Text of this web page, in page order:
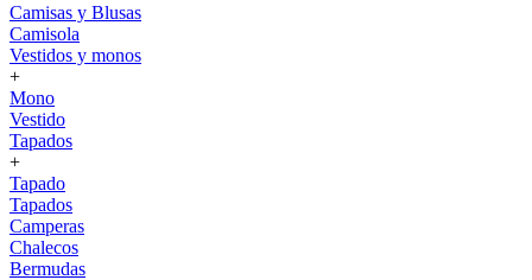
Camisas y Blusas
Camisola
Vestidos y monos
+
Mono
Vestido
Tapados
+
Tapado
Tapados
Camperas
Chalecos
Bermudas